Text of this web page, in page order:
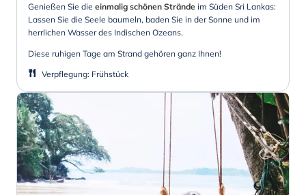
Genießen Sie die einmalig schönen Strände im Süden Sri Lankas:
Lassen Sie die Seele baumeln, baden Sie in der Sonne und im
herrlichen Wasser des Indischen Ozeans.
Diese ruhigen Tage am Strand gehören ganz Ihnen!
Verpflegung: Frühstück